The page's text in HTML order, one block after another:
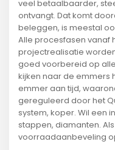
veel betaalbaarder,
ontvangt. Dat komt
beleggen, is meestal
Alle procesfasen vanaf
projectrealisatie
goed voorbereid op
kijken naar de emmers
emmer aan tijd,
gereguleerd door het
system, koper. Wil een
stappen, diamanten.
voorraadaanbeveling